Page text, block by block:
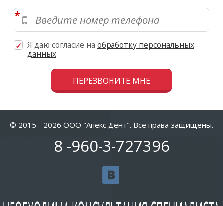
*
Я даю согласие на обработку персональных
данных
Пожалуйста, не заполняйте это поле.
© 2015 - 2026 ООО "Апекс Дент". Все права защищены.
8 -960-3-727396